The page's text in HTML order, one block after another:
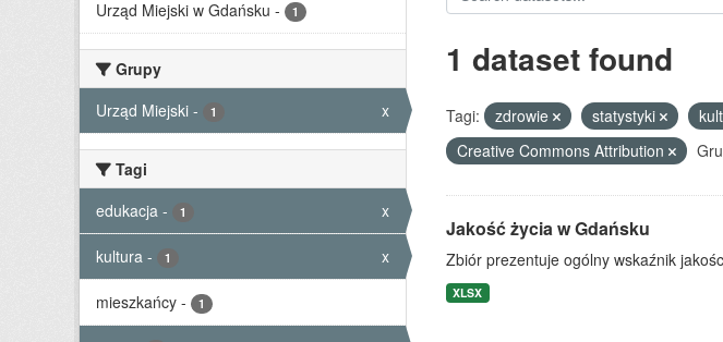
Urząd Miejski w Gdańsku - 1
Grupy
Urząd Miejski - 1 x
Tagi
edukacja - 1 x
kultura - 1 x
mieszkańcy - 1
1 dataset found
Tagi: zdrowie statystyki
Creative Commons Attribution
Jakość życia w Gdańsku
Zbiór prezentuje ogólny wskaźnik
XLSX